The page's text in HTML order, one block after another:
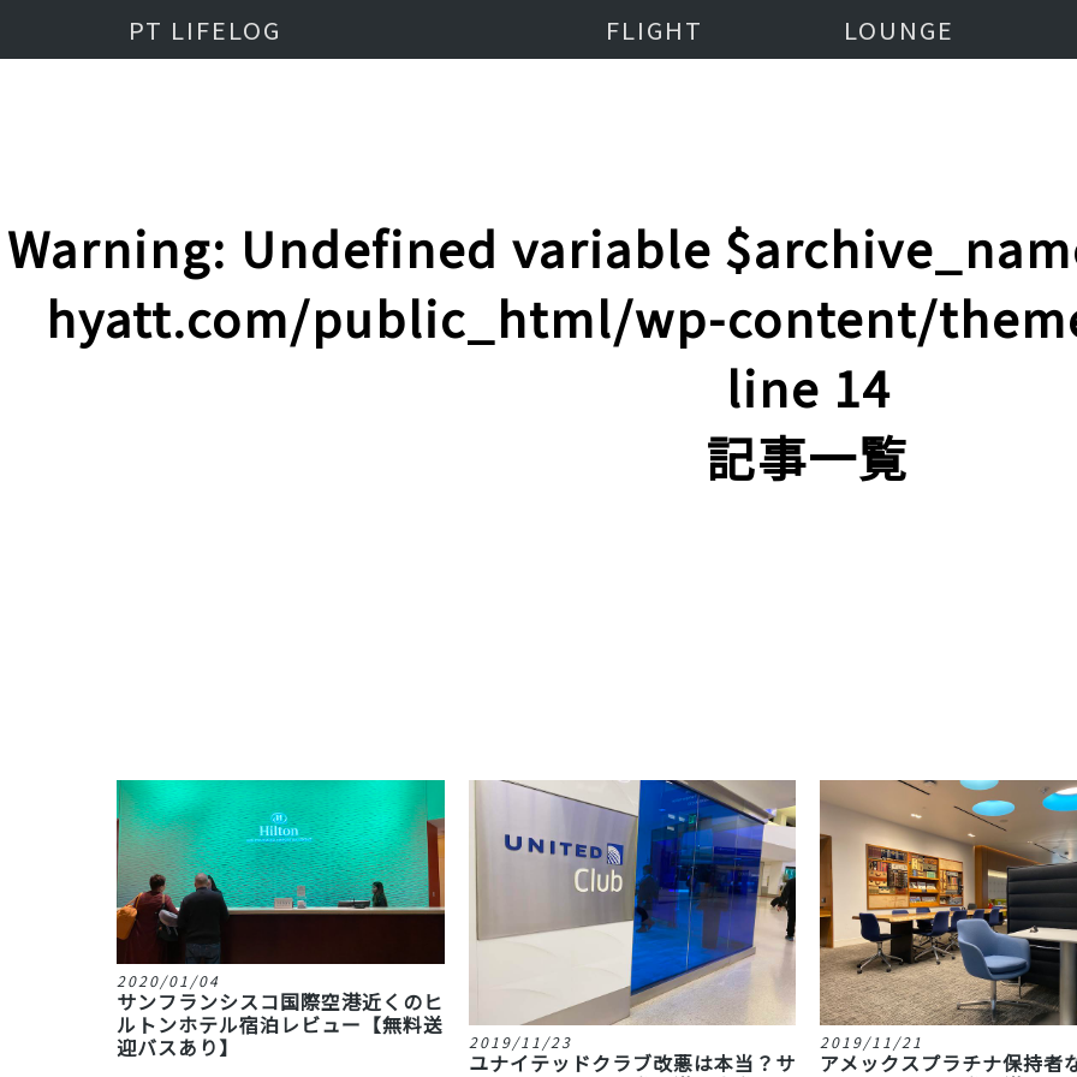
PT LIFELOG FLIGHT LOUNGE
Warning: Undefined variable
hyatt.com/public_html/wp-content/
line 14
記事一覧
2020/01/04
サンフランシスコ国際空港近くのヒ
ルトンホテル宿泊レビュー【無料送
迎バスあり】 2019/11/23
ユナイテッドクラブ改悪は本当？サ
2019/11/21
アメックスプラチナ保持者